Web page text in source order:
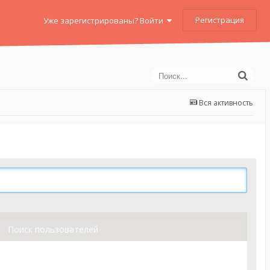
Уже зарегистрированы? Войти Регистрация
Вся активность
Поиск пользователей